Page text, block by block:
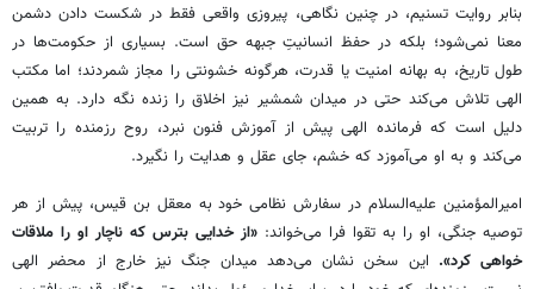
بنابر روایت تسنیم، در چنین نگاهی، پیروزی واقعی فقط در شکست دادن دشمن
معنا نمی‌شود؛ بلکه در حفظ انسانیتِ جبهه حق است. بسیاری از حکومت‌ها در
طول تاریخ، به بهانه امنیت یا قدرت، هرگونه خشونتی را مجاز شمردند؛ اما مکتب
الهی تلاش می‌کند حتی در میدان شمشیر نیز اخلاق را زنده نگه دارد. به همین
دلیل است که فرمانده الهی پیش از آموزش فنون نبرد، روح رزمنده را تربیت
می‌کند و به او می‌آموزد که خشم، جای عقل و هدایت را نگیرد.
امیرالمؤمنین علیه‌السلام در سفارش نظامی خود به معقل بن قیس، پیش از هر
توصیه جنگی، او را به تقوا فرا می‌خواند: «از خدایی بترس که ناچار او را ملاقات
خواهی کرد». این سخن نشان می‌دهد میدان جنگ نیز خارج از محضر الهی